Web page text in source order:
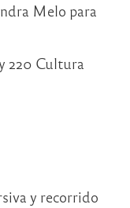
Melo para
220 Cultura
y recorrido